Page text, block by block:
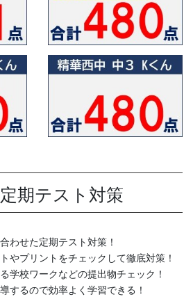
期テスト対策
わせた定期テスト対策！
やプリントをチェックして徹底対策！
学校ワークなどの提出物チェック！
するので効率よく学習できる！